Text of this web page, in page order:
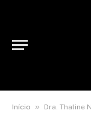
Início » Dra. Thaline